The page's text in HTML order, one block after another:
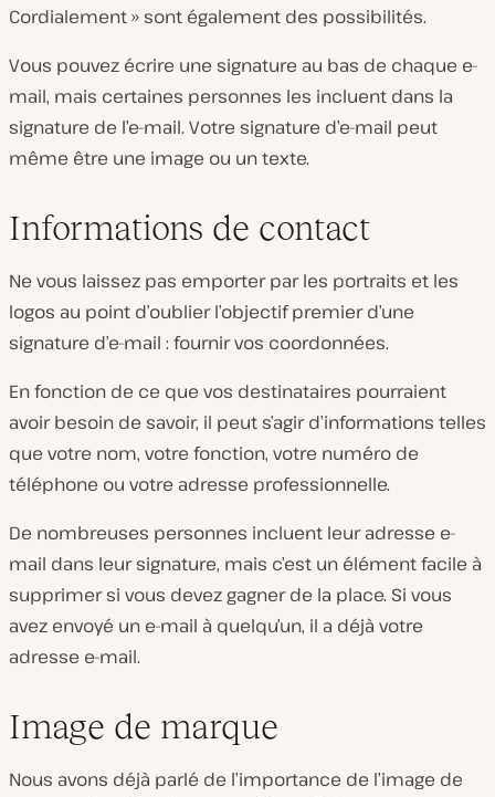
Cordialement » sont également des possibilités.
Vous pouvez écrire une signature au bas de chaque e-
mail, mais certaines personnes les incluent dans la
signature de l’e-mail. Votre signature d’e-mail peut
même être une image ou un texte.
Informations de contact
Ne vous laissez pas emporter par les portraits et les
logos au point d’oublier l’objectif premier d’une
signature d’e-mail : fournir vos coordonnées.
En fonction de ce que vos destinataires pourraient
avoir besoin de savoir, il peut s’agir d’informations telles
que votre nom, votre fonction, votre numéro de
téléphone ou votre adresse professionnelle.
De nombreuses personnes incluent leur adresse e-
mail dans leur signature, mais c’est un élément facile à
supprimer si vous devez gagner de la place. Si vous
avez envoyé un e-mail à quelqu’un, il a déjà votre
adresse e-mail.
Image de marque
Nous avons déjà parlé de l’importance de l’image de